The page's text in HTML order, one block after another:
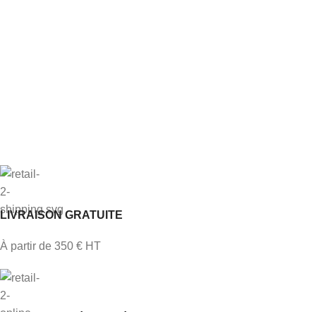
LIVRAISON GRATUITE
À partir de 350 € HT